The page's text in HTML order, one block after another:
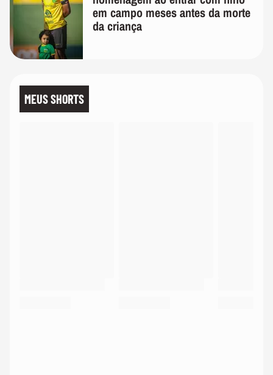
em campo meses antes da morte
da criança
MEUS SHORTS